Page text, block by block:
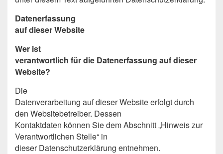
Datenerfassung
auf dieser Website
Wer ist
verantwortlich für die Datenerfassung auf dieser
Website?
Die
Datenverarbeitung auf dieser Website erfolgt durch
den Websitebetreiber. Dessen
Kontaktdaten können Sie dem Abschnitt „Hinweis zur
Verantwortlichen Stelle“ in
dieser Datenschutzerklärung entnehmen.